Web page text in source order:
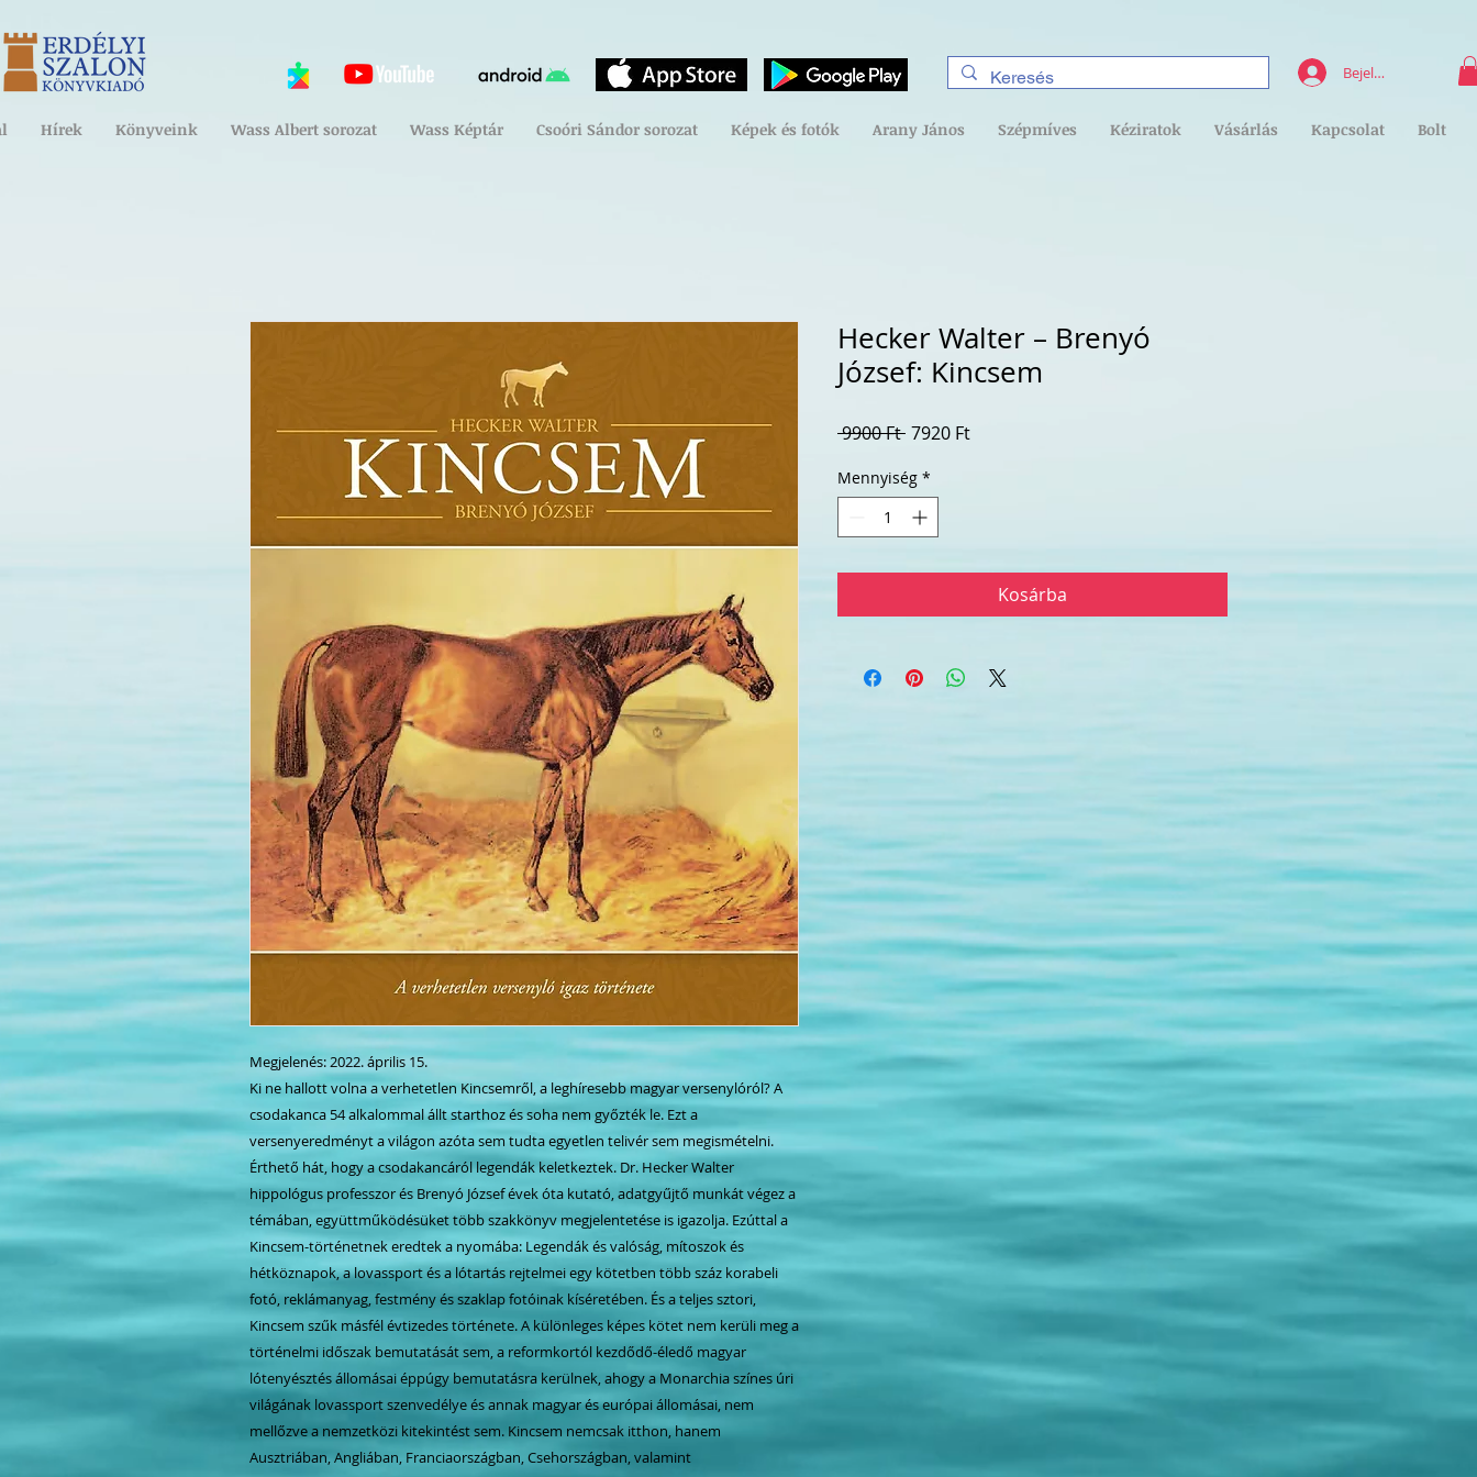
Hírek Könyveink Wass Albert sorozat Wass Képtár Csoóri Sándor sorozat Képek és fotók Arany János Szépmíves Kéziratok Vásárlás Kapcsolat Bolt
Bejelentkezés
Megjelenés: 2022. április 15.
Ki ne hallott volna a verhetetlen Kincsemről, a leghíresebb magyar versenylóról? A
csodakanca 54 alkalommal állt starthoz és soha nem győzték le. Ezt a
versenyeredményt a világon azóta sem tudta egyetlen telivér sem megismételni.
Érthető hát, hogy a csodakancáról legendák keletkeztek. Dr. Hecker Walter
hippológus professzor és Brenyó József évek óta kutató, adatgyűjtő munkát végez a
témában, együttműködésüket több szakkönyv megjelentetése is igazolja. Ezúttal a
Kincsem-történetnek eredtek a nyomába: Legendák és valóság, mítoszok és
hétköznapok, a lovassport és a lótartás rejtelmei egy kötetben több száz korabeli
fotó, reklámanyag, festmény és szaklap fotóinak kíséretében. És a teljes sztori,
Kincsem szűk másfél évtizedes története. A különleges képes kötet nem kerüli meg a
történelmi időszak bemutatását sem, a reformkortól kezdődő-éledő magyar
lótenyésztés állomásai éppúgy bemutatásra kerülnek, ahogy a Monarchia színes úri
világának lovassport szenvedélye és annak magyar és európai állomásai, nem
mellőzve a nemzetközi kitekintést sem. Kincsem nemcsak itthon,hanem
Ausztriában,Angliában, Franciaországban,Csehországban, valamint
Hecker Walter – Brenyó
József: Kincsem
9900 Ft Szokásos
7920 FtAkciós
Mennyiség *
Kosárba